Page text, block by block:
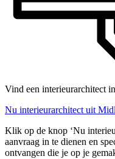
Vind een interieurarchitect
Nu interieurarchitect uit
Klik op de knop ‘Nu
aanvraag in te dienen en
ontvangen die je op je